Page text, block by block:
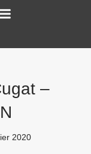
–
2020